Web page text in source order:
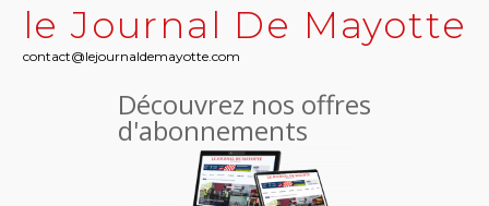
le Journal De Mayotte
contact@lejournaldemayotte.com
Découvrez nos offres
d'abonnements